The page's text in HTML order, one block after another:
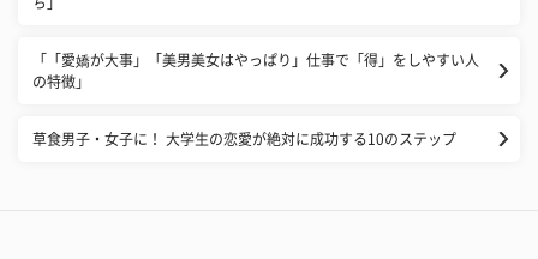
「「愛嬌が大事」「美男美女はやっぱり」仕事で「得」をしやすい人
の特徴」
草食男子・女子に！ 大学生の恋愛が絶対に成功する10のステップ